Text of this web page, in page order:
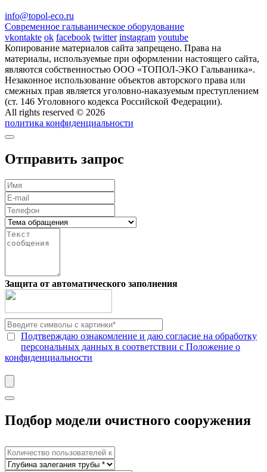
info@topol-eco.ru
Современное гальваническое оборудование
vkontakte ok facebook twitter instagram youtube
Копирование материалов сайта запрещено. Права на
материалы, используемые при оформлении настоящего сайта,
являются собственностью ООО «ТОПОЛ-ЭКО Гальваника».
Незаконное использование объектов авторского права или
смежных прав является уголовно-наказуемым преступлением
(ст. 146 Уголовного кодекса Российской Федерации).
All rights reserved © 2026
политика конфиденциальности
Отправить запрос
Защита от автоматического заполнения
Подтверждаю ознакомление и даю согласие на обработку
персональных данных в соответствии с Положение о
конфиденциальности
Подбор модели очистного сооружения